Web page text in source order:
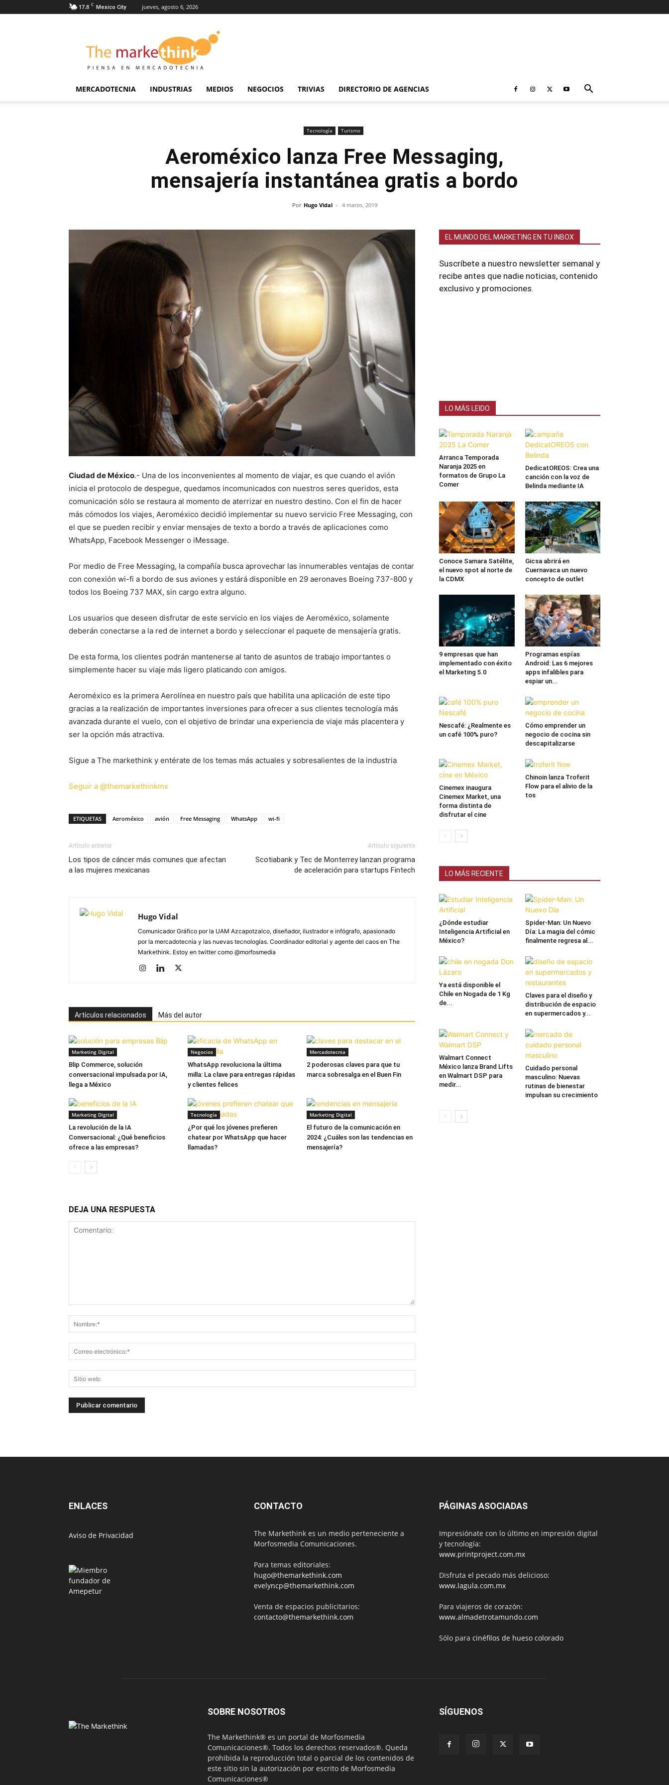
17.8 C Mexico City jueves, agosto 6, 2026
Markethink
MERCADOTECNIA INDUSTRIAS MEDIOS NEGOCIOS TRIVIAS DIRECTORIO DE AGENCIAS
Tecnología Turismo
Aeroméxico lanza Free Messaging,
mensajería instantánea gratis a bordo
Por Hugo Vidal - 4 marzo, 2019
Ciudad de México.- Una de los inconvenientes al momento de viajar, es que cuando el avión
inicia el protocolo de despegue, quedamos incomunicados con nuestros seres queridos, esta
comunicación sólo se restaura al momento de aterrizar en nuestro destino. Con el fin de hacer
más cómodos los viajes, Aeroméxico decidió implementar su nuevo servicio Free Messaging, con
el que se pueden recibir y enviar mensajes de texto a bordo a través de​ aplicaciones como
WhatsApp, Facebook Messenger o iMessage.
Por medio de Free Messaging, la compañía busca aprovechar las innumerables ventajas de contar
con conexión wi-fi a bordo de sus aviones y estárá disponible en 29 aeronaves Boeing 737-800 y
todos los Boeing 737 MAX, sin cargo extra alguno.
Los usuarios que deseen disfrutar de este servicio en los viajes de Aeroméxico, solamente
deberán conectarse a la red de internet a bordo y seleccionar el paquete de mensajería gratis.
De esta forma, los clientes podrán mantenerse al tanto de asuntos de trabajo importantes o
simplemente hacer su viaje más ligero platicando con amigos.
Aeroméxico es la primera Aerolínea en nuestro país que habilita una aplicación de este tipo
gracias a la realización de importantes inversiones para ofrecer a sus clientes tecnología más
avanzada durante el vuelo, con el objetivo de brindar una experiencia de viaje más placentera y
ser la opción más atractiva.
Sigue a The markethink y entérate de los temas más actuales y sobresalientes de la industria
Seguir a @themarkethinkmx
ETIQUETAS Aeroméxico avión Free Messaging WhatsApp wi-fi
Artículo anterior
Los tipos de cáncer más comunes que afectan
a las mujeres mexicanas
Artículo siguiente
Scotiabank y Tec de Monterrey lanzan programa
de aceleración para startups Fintech
Hugo Vidal
Comunicador Gráfico por la UAM Azcapotzalco, diseñador, ilustrador e infógrafo, apasionado
por la mercadotecnia y las nuevas tecnologías. Coordinador editorial y agente del caos en The
Markethink. Estoy en twitter como @morfosmedia
Artículos relacionados Más del autor
Marketing Digital
Blip Commerce, solución
conversacional impulsada por IA,
llega a México
Negocios
WhatsApp revoluciona la última
milla: La clave para entregas rápidas
y clientes felices
Mercadotecnia
2 poderosas claves para que tu
marca sobresalga en el Buen Fin
Marketing Digital
La revolución de la IA
Conversacional: ¿Qué beneficios
ofrece a las empresas?
Tecnología
¿Por qué los jóvenes prefieren
chatear por WhatsApp que hacer
llamadas?
Marketing Digital
El futuro de la comunicación en
2024: ¿Cuáles son las tendencias en
mensajería?
DEJA UNA RESPUESTA
EL MUNDO DEL MARKETING EN TU INBOX
Suscríbete a nuestro newsletter semanal y
recibe antes que nadie noticias, contenido
exclusivo y promociones.
LO MÁS LEIDO
Arranca Temporada
Naranja 2025 en
formatos de Grupo La
Comer
DedicatOREOS: Crea una
canción con la voz de
Belinda mediante IA
Conoce Samara Satélite,
el nuevo spot al norte de
la CDMX
Gicsa abrirá en
Cuernavaca un nuevo
concepto de outlet
9 empresas que han
implementado con éxito
el Marketing 5.0
Programas espías
Android: Las 6 mejores
apps infalibles para
espiar un...
Nescafé: ¿Realmente es
un café 100% puro?
Cómo emprender un
negocio de cocina sin
descapitalizarse
Cinemex inaugura
Cinemex Market, una
forma distinta de
disfrutar el cine
Chinoin lanza Troferit
Flow para el alivio de la
tos
LO MÁS RECIENTE
¿Dónde estudiar
Inteligencia Artificial en
México?
Spider-Man: Un Nuevo
Día: La magia del cómic
finalmente regresa al...
Ya está disponible el
Chile en Nogada de 1 Kg
de...
Claves para el diseño y
distribución de espacio
en supermercados y...
Walmart Connect
México lanza Brand Lifts
en Walmart DSP para
medir...
Cuidado personal
masculino: Nuevas
rutinas de bienestar
impulsan su crecimiento
ENLACES
Aviso de Privacidad
CONTACTO
The Markethink es un medio perteneciente a
Morfosmedia Comunicaciones.
Para temas editoriales:
hugo@themarkethink.com
evelyncp@themarkethink.com
Venta de espacios publicitarios:
contacto@themarkethink.com
PÁGINAS ASOCIADAS
Impresiónate con lo último en impresión digital
y tecnología:
www.printproject.com.mx
Disfruta el pecado más delicioso:
www.lagula.com.mx
Para viajeros de corazón:
www.almadetrotamundo.com
Sólo para cinéfilos de hueso colorado
SOBRE NOSOTROS
The Markethink® es un portal de Morfosmedia
Comunicaciones®. Todos los derechos reservados®. Queda
prohibida la reproducción total o parcial de los contenidos de
este sitio sin la autorización por escrito de Morfosmedia
Comunicaciones®
SÍGUENOS